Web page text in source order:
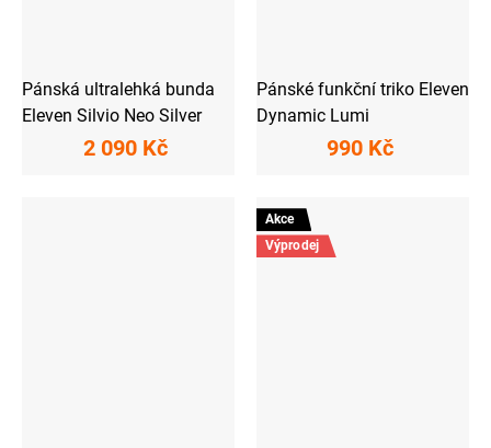
Pánská ultralehká bunda
Eleven Silvio Neo Silver
2 090 Kč
Pánské funkční triko Eleven
Dynamic Lumi
990 Kč
Akce
Výprodej